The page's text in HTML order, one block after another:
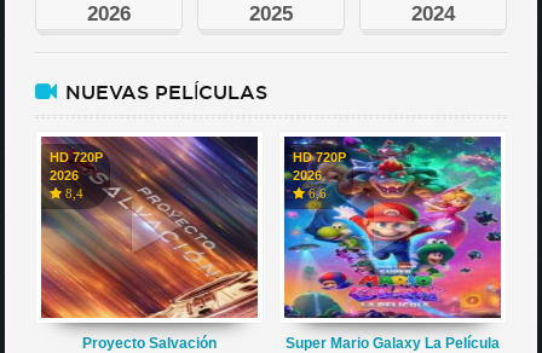
2026 2025 2024
NUEVAS PELÍCULAS
HD 720P
2026
8,4
Proyecto Salvación
HD 720P
2026
6,6
Super Mario Galaxy La Película